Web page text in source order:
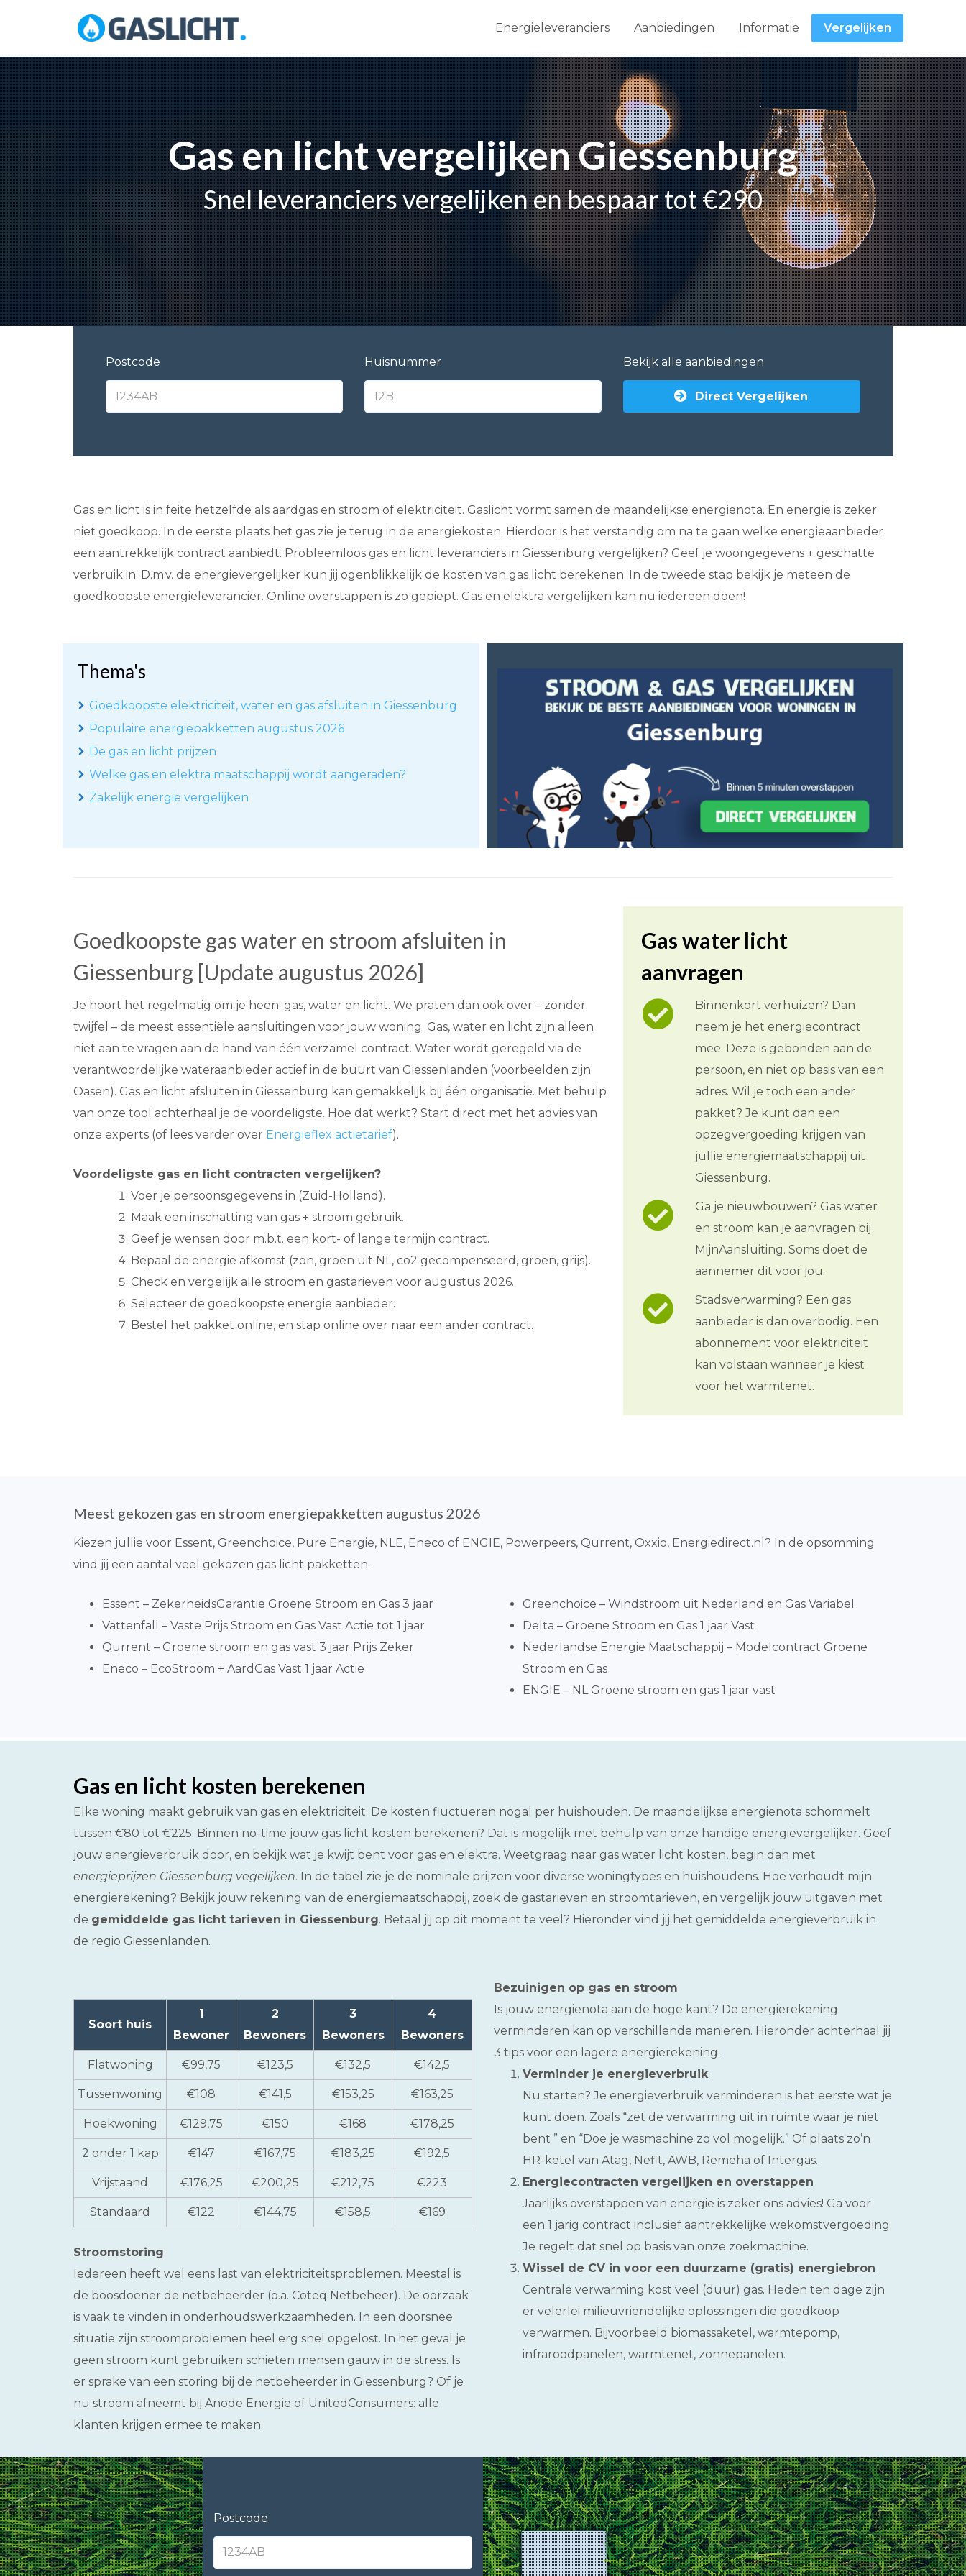
Energieleveranciers Aanbiedingen Informatie Vergelijken
Skip
to
content
Gas en licht vergelijken Giessenburg
Snel leveranciers vergelijken en bespaar tot €290
Postcode Huisnummer Bekijk alle aanbiedingen
Direct Vergelijken
Gas en licht is in feite hetzelfde als aardgas en stroom of elektriciteit. Gaslicht vormt samen de maandelijkse energienota. En energie is zeker
niet goedkoop. In de eerste plaats het gas zie je terug in de energiekosten. Hierdoor is het verstandig om na te gaan welke energieaanbieder
een aantrekkelijk contract aanbiedt. Probleemloos gas en licht leveranciers in Giessenburg vergelijken? Geef je woongegevens + geschatte
verbruik in. D.m.v. de energievergelijker kun jij ogenblikkelijk de kosten van gas licht berekenen. In de tweede stap bekijk je meteen de
goedkoopste energieleverancier. Online overstappen is zo gepiept. Gas en elektra vergelijken kan nu iedereen doen!
Thema's
Goedkoopste elektriciteit, water en gas afsluiten in Giessenburg
Populaire energiepakketten augustus 2026
De gas en licht prijzen
Welke gas en elektra maatschappij wordt aangeraden?
Zakelijk energie vergelijken
Goedkoopste gas water en stroom afsluiten in
Giessenburg [Update augustus 2026]
Je hoort het regelmatig om je heen: gas, water en licht. We praten dan ook over – zonder
twijfel – de meest essentiële aansluitingen voor jouw woning. Gas, water en licht zijn alleen
niet aan te vragen aan de hand van één verzamel contract. Water wordt geregeld via de
verantwoordelijke wateraanbieder actief in de buurt van Giessenlanden (voorbeelden zijn
Oasen). Gas en licht afsluiten in Giessenburg kan gemakkelijk bij één organisatie. Met behulp
van onze tool achterhaal je de voordeligste. Hoe dat werkt? Start direct met het advies van
onze experts (of lees verder over Energieflex actietarief).
Voordeligste gas en licht contracten vergelijken?
Voer je persoonsgegevens in (Zuid-Holland).
Maak een inschatting van gas + stroom gebruik.
Geef je wensen door m.b.t. een kort- of lange termijn contract.
Bepaal de energie afkomst (zon, groen uit NL, co2 gecompenseerd, groen, grijs).
Check en vergelijk alle stroom en gastarieven voor augustus 2026.
Selecteer de goedkoopste energie aanbieder.
Bestel het pakket online, en stap online over naar een ander contract.
Gas water licht
aanvragen
Binnenkort verhuizen? Dan
neem je het energiecontract
mee. Deze is gebonden aan de
persoon, en niet op basis van een
adres. Wil je toch een ander
pakket? Je kunt dan een
opzegvergoeding krijgen van
jullie energiemaatschappij uit
Giessenburg.
Ga je nieuwbouwen? Gas water
en stroom kan je aanvragen bij
MijnAansluiting. Soms doet de
aannemer dit voor jou.
Stadsverwarming? Een gas
aanbieder is dan overbodig. Een
abonnement voor elektriciteit
kan volstaan wanneer je kiest
voor het warmtenet.
Meest gekozen gas en stroom energiepakketten augustus 2026
Kiezen jullie voor Essent, Greenchoice, Pure Energie, NLE, Eneco of ENGIE, Powerpeers, Qurrent, Oxxio, Energiedirect.nl? In de opsomming
vind jij een aantal veel gekozen gas licht pakketten.
Essent – ZekerheidsGarantie Groene Stroom en Gas 3 jaar
Vattenfall – Vaste Prijs Stroom en Gas Vast Actie tot 1 jaar
Qurrent – Groene stroom en gas vast 3 jaar Prijs Zeker
Eneco – EcoStroom + AardGas Vast 1 jaar Actie
Greenchoice – Windstroom uit Nederland en Gas Variabel
Delta – Groene Stroom en Gas 1 jaar Vast
Nederlandse Energie Maatschappij – Modelcontract Groene
Stroom en Gas
ENGIE – NL Groene stroom en gas 1 jaar vast
Gas en licht kosten berekenen
Elke woning maakt gebruik van gas en elektriciteit. De kosten fluctueren nogal per huishouden. De maandelijkse energienota schommelt
tussen €80 tot €225. Binnen no-time jouw gas licht kosten berekenen? Dat is mogelijk met behulp van onze handige energievergelijker. Geef
jouw energieverbruik door, en bekijk wat je kwijt bent voor gas en elektra. Weetgraag naar gas water licht kosten, begin dan met
energieprijzen Giessenburg vegelijken. In de tabel zie je de nominale prijzen voor diverse woningtypes en huishoudens. Hoe verhoudt mijn
energierekening? Bekijk jouw rekening van de energiemaatschappij, zoek de gastarieven en stroomtarieven, en vergelijk jouw uitgaven met
de gemiddelde gas licht tarieven in Giessenburg. Betaal jij op dit moment te veel? Hieronder vind jij het gemiddelde energieverbruik in
de regio Giessenlanden.
Soort huis
1
Bewoner
2
Bewoners
3
Bewoners
4
Bewoners
Flatwoning €99,75 €123,5 €132,5 €142,5
Tussenwoning €108 €141,5 €153,25 €163,25
Hoekwoning €129,75 €150 €168 €178,25
2 onder 1 kap €147 €167,75 €183,25 €192,5
Vrijstaand €176,25 €200,25 €212,75 €223
Standaard €122 €144,75 €158,5 €169
Stroomstoring
Iedereen heeft wel eens last van elektriciteitsproblemen. Meestal is
de boosdoener de netbeheerder (o.a. Coteq Netbeheer). De oorzaak
is vaak te vinden in onderhoudswerkzaamheden. In een doorsnee
situatie zijn stroomproblemen heel erg snel opgelost. In het geval je
geen stroom kunt gebruiken schieten mensen gauw in de stress. Is
er sprake van een storing bij de netbeheerder in Giessenburg? Of je
nu stroom afneemt bij Anode Energie of UnitedConsumers: alle
klanten krijgen ermee te maken.
Bezuinigen op gas en stroom
Is jouw energienota aan de hoge kant? De energierekening
verminderen kan op verschillende manieren. Hieronder achterhaal jij
3 tips voor een lagere energierekening.
Verminder je energieverbruik
Nu starten? Je energieverbruik verminderen is het eerste wat je
kunt doen. Zoals “zet de verwarming uit in ruimte waar je niet
bent ” en “Doe je wasmachine zo vol mogelijk.” Of plaats zo’n
HR-ketel van Atag, Nefit, AWB, Remeha of Intergas.
Energiecontracten vergelijken en overstappen
Jaarlijks overstappen van energie is zeker ons advies! Ga voor
een 1 jarig contract inclusief aantrekkelijke wekomstvergoeding.
Je regelt dat snel op basis van onze zoekmachine.
Wissel de CV in voor een duurzame (gratis) energiebron
Centrale verwarming kost veel (duur) gas. Heden ten dage zijn
er velerlei milieuvriendelijke oplossingen die goedkoop
verwarmen. Bijvoorbeeld biomassaketel, warmtepomp,
infraroodpanelen, warmtenet, zonnepanelen.
Postcode